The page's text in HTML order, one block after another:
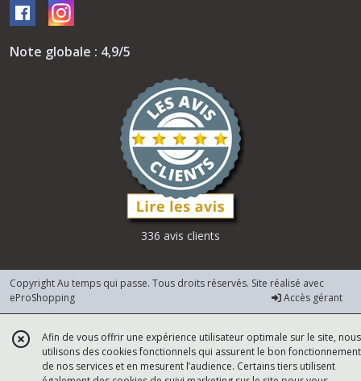
Note globale : 4,9/5
336 avis clients
Copyright Au temps qui passe. Tous droits réservés. Site réalisé avec
eProShopping
Accès gérant
Afin de vous offrir une expérience utilisateur optimale sur le site, nous
utilisons des cookies fonctionnels qui assurent le bon fonctionnement
de nos services et en mesurent l’audience. Certains tiers utilisent